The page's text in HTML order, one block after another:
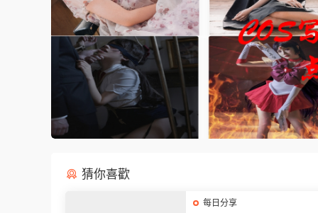
猜你喜歡
每日分享